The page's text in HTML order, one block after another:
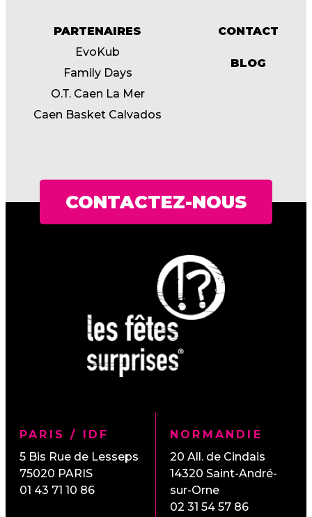
PARTENAIRES
EvoKub
Family Days
O.T. Caen La Mer
Caen Basket Calvados
CONTACT
BLOG
CONTACTEZ-NOUS
PARIS / IDF
5 Bis Rue de Lesseps
75020 PARIS
01 43 71 10 86
NORMANDIE
20 All. de Cindais
14320 Saint-André-
sur-Orne
02 31 54 57 86